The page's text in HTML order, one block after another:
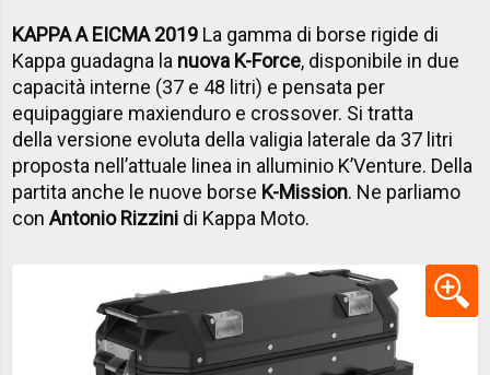
KAPPA A EICMA 2019 La gamma di borse rigide di
Kappa guadagna la nuova K-Force, disponibile in due
capacità interne (37 e 48 litri) e pensata per
equipaggiare maxienduro e crossover. Si tratta
della versione evoluta della valigia laterale da 37 litri
proposta nell’attuale linea in alluminio K’Venture. Della
partita anche le nuove borse K-Mission. Ne parliamo
conAntonio Rizzini di Kappa Moto.